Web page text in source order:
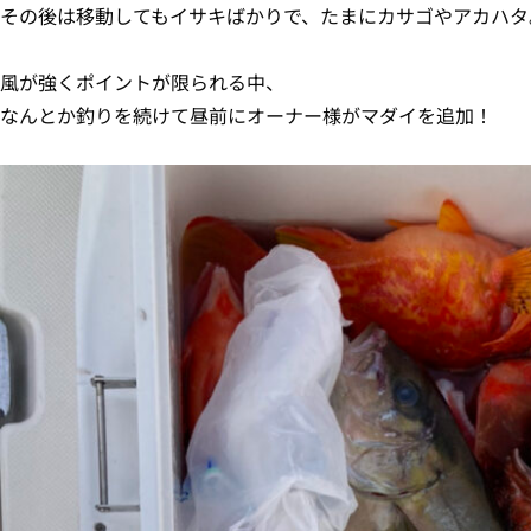
その後は移動してもイサキばかりで、たまにカサゴやアカハ
風が強くポイントが限られる中、
なんとか釣りを続けて昼前にオーナー様がマダイを追加！